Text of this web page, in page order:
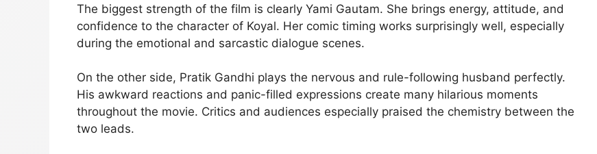
The biggest strength of the film is clearly Yami Gautam. She brings energy, attitude, and
confidence to the character of Koyal. Her comic timing works surprisingly well, especially
during the emotional and sarcastic dialogue scenes.
On the other side, Pratik Gandhi plays the nervous and rule-following husband perfectly.
His awkward reactions and panic-filled expressions create many hilarious moments
throughout the movie. Critics and audiences especially praised the chemistry between the
two leads.